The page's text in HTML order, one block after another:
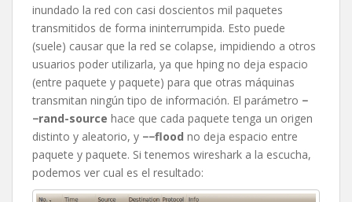
inundado la red con casi doscientos mil paquetes
transmitidos de forma ininterrumpida. Esto puede
(suele) causar que la red se colapse, impidiendo a otros
usuarios poder utilizarla, ya que hping no deja espacio
(entre paquete y paquete) para que otras máquinas
transmitan ningún tipo de información. El parámetro −
−rand-source hace que cada paquete tenga un origen
distinto y aleatorio, y −−flood no deja espacio entre
paquete y paquete. Si tenemos wireshark a la escucha,
podemos ver cual es el resultado: